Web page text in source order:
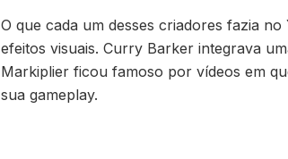
O que cada um desses criadores fazia
efeitos visuais. Curry Barker integrava
Markiplier ficou famoso por vídeos em
sua gameplay.